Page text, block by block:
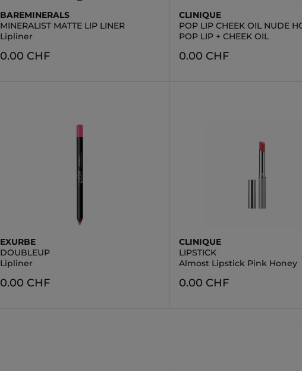
BAREMINERALS
MINERALIST MATTE LIP LINER
Lipliner
0.00 CHF
CLINIQUE
POP LIP CHEEK OIL NUDE
POP LIP + CHEEK OIL
0.00 CHF
EXURBE
DOUBLEUP
Lipliner
0.00 CHF
CLINIQUE
LIPSTICK
Almost Lipstick Pink Honey
0.00 CHF